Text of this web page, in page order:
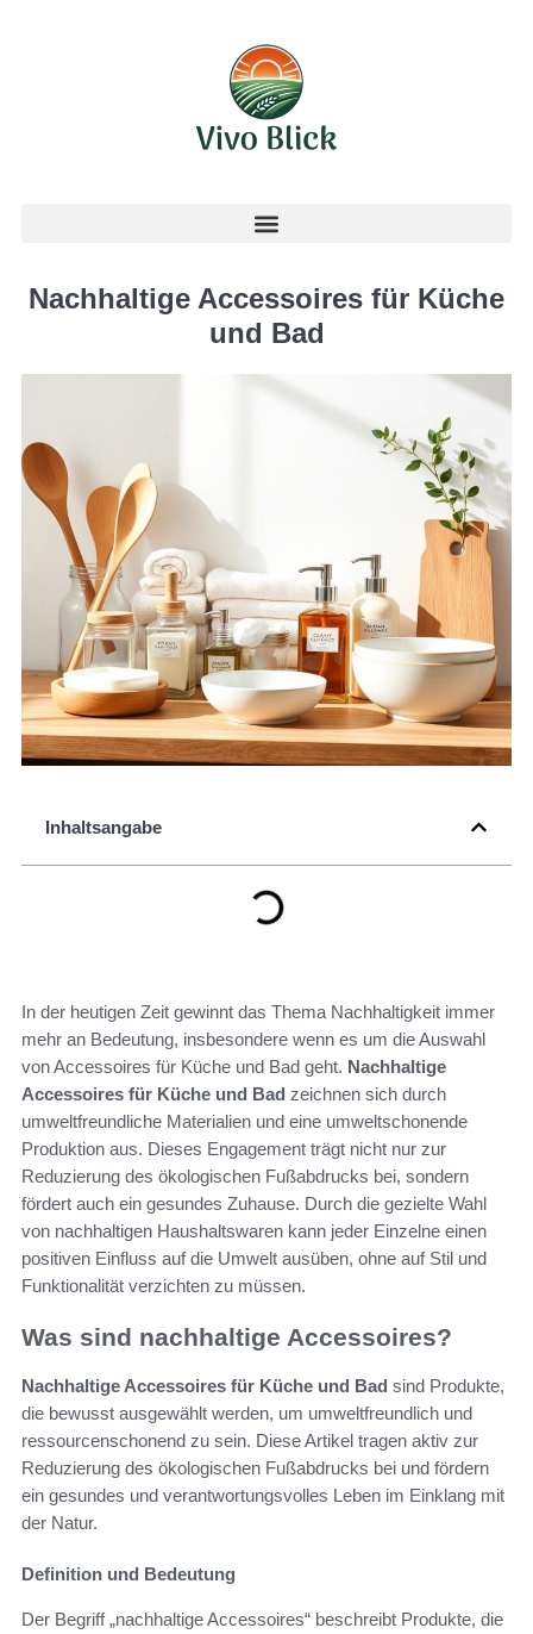
Nachhaltige Accessoires für Küche
und Bad
Inhaltsangabe
In der heutigen Zeit gewinnt das Thema Nachhaltigkeit immer
mehr an Bedeutung, insbesondere wenn es um die Auswahl
von Accessoires für Küche und Bad geht. Nachhaltige
Accessoires für Küche und Bad zeichnen sich durch
umweltfreundliche Materialien und eine umweltschonende
Produktion aus. Dieses Engagement trägt nicht nur zur
Reduzierung des ökologischen Fußabdrucks bei, sondern
fördert auch ein gesundes Zuhause. Durch die gezielte Wahl
von nachhaltigen Haushaltswaren kann jeder Einzelne einen
positiven Einfluss auf die Umwelt ausüben, ohne auf Stil und
Funktionalität verzichten zu müssen.
Was sind nachhaltige Accessoires?
Nachhaltige Accessoires für Küche und Bad sind Produkte,
die bewusst ausgewählt werden, um umweltfreundlich und
ressourcenschonend zu sein. Diese Artikel tragen aktiv zur
Reduzierung des ökologischen Fußabdrucks bei und fördern
ein gesundes und verantwortungsvolles Leben im Einklang mit
der Natur.
Definition und Bedeutung
Der Begriff „nachhaltige Accessoires“ beschreibt Produkte, die